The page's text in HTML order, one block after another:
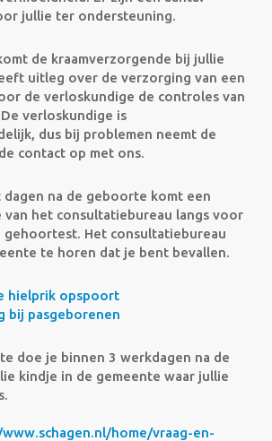
jullie ter ondersteuning.
de kraamverzorgende bij jullie
uitleg over de verzorging van een
de verloskundige de controles van
verloskundige is
dus bij problemen neemt de
contact op met ons.
dagen na de geboorte komt een
van het consultatiebureau langs voor
gehoortest. Het consultatiebureau
te horen dat je bent bevallen.
hielprik opspoort
bij pasgeborenen
doe je binnen 3 werkdagen na de
kindje in de gemeente waar jullie
home/vraag-en-